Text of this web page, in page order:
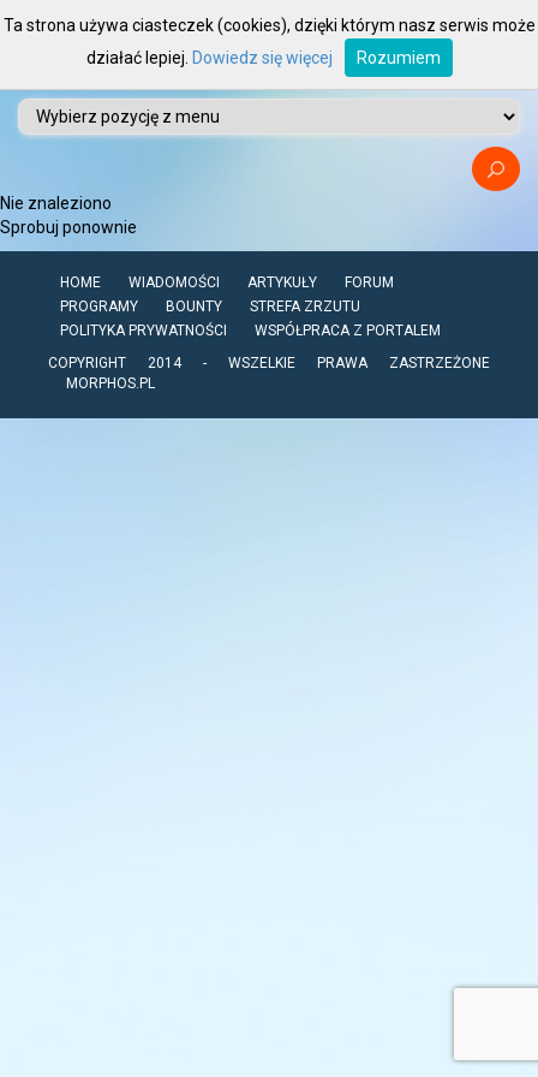
Nie znaleziono
Sprobuj ponownie
HOME WIADOMOŚCI ARTYKUŁY
FORUM
PROGRAMY
BOUNTY
STREFA ZRZUTU
POLITYKA PRYWATNOŚCI
WSPÓŁPRACA Z PORTALEM
COPYRIGHT 2014 - WSZELKIE PRAWA ZASTRZEŻONE
MORPHOS.PL
Ta strona używa ciasteczek (cookies), dzięki którym nasz serwis może
działać lepiej. Dowiedz się więcej Rozumiem